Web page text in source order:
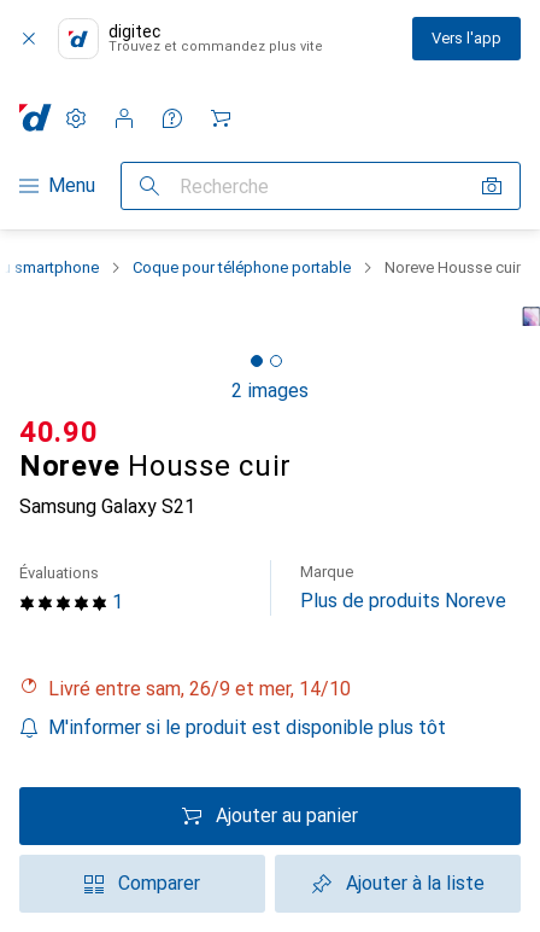
digitec
Trouvez et commandez plus vite Vers l'app
Navigation par catégorie
Menu Recherche
Paramètres
Compte client
Listes de comparaison
Listes d'envies
Panier
smartphone Coque pour téléphone portable Noreve Housse cuir
2 images
Noreve Housse cuir
Samsung Galaxy S21
CHF
40.90
1
Évaluations Marque
Plus de produits Noreve
Livré entre sam, 26/9 et mer, 14/10
M'informer si le produit est disponible plus tôt
Ajouter au panier
Comparer Ajouter à la liste